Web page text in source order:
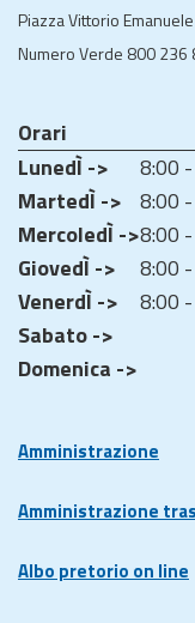
Piazza Vittorio
Numero Verde 800 236
Orari
LunedÌ ->
8:00
MartedÌ -> 8:00
MercoledÌ ->8:00
GiovedÌ ->
8:00
VenerdÌ ->
8:00
Sabato ->
Domenica ->
Amministrazione
Amministrazione
Albo pretorio on line